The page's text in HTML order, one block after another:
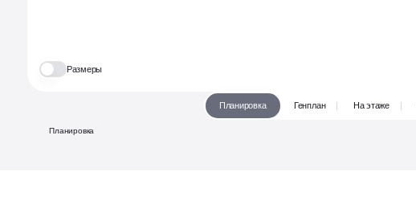
Размеры
Планировка Генплан На этаже
Планировка